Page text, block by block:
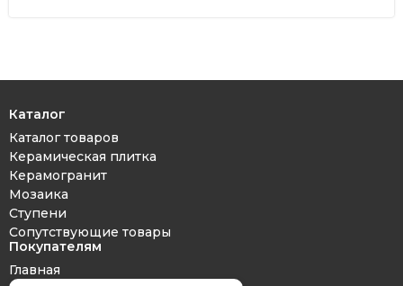
Каталог
Каталог товаров
Керамическая плитка
Керамогранит
Мозаика
Ступени
Сопутствующие товары
Покупателям
Главная